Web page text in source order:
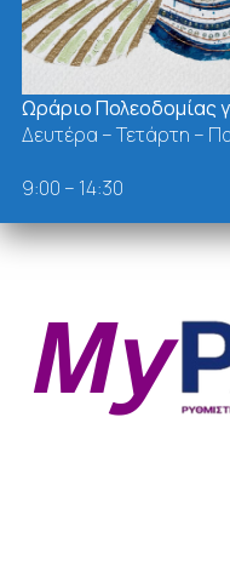
Δράσεις
Ωράριο Πολεοδομίας
Δευτέρα – Τετάρτη –
9:00 – 14:30